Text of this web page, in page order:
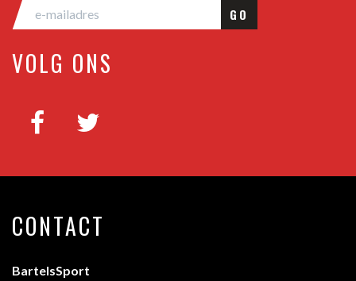
GO
VOLG ONS
CONTACT
BartelsSport